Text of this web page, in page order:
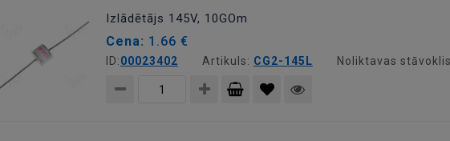
Izlādētājs 145V, 10GOm
Cena: 1.66 €
ID:00023402 Artikuls: CG2-145L Noliktavas